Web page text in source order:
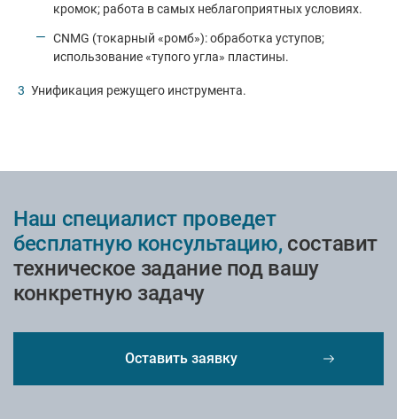
кромок; работа в самых неблагоприятных условиях.
CNMG (токарный «ромб»): обработка уступов;
использование «тупого угла» пластины.
Унификация режущего инструмента.
Наш специалист проведет
бесплатную консультацию, составит
техническое задание под вашу
конкретную задачу
Оставить заявку